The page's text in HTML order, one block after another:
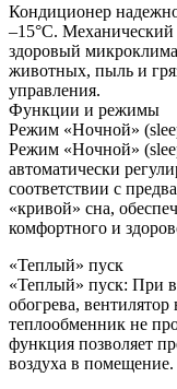
Кондиционер
–15°С. Механический
здоровый
животных, пыль и
управления.
Функции и режимы
Режим «Ночной»
Режим «Ночной»
автоматически
соответствии с
«кривой» сна,
комфортного и
«Теплый» пуск
«Теплый» пуск: При
обогрева,
теплообменник не
функция позволяет
воздуха в помещение.